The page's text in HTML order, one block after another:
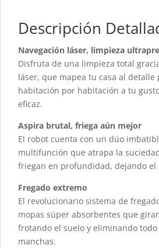
Descripción
Navegación láser, limpieza
Disfruta de una limpieza total
láser, que mapea tu casa al
habitación por habitación a tu
eficaz.
Aspira brutal, friega aún mejor
El robot cuenta con un dúo
multifunción que atrapa la
friegan en profundidad, dejando el
Fregado extremo
El revolucionario sistema de
mopas súper absorbentes que
frotando el suelo y eliminando
manchas.